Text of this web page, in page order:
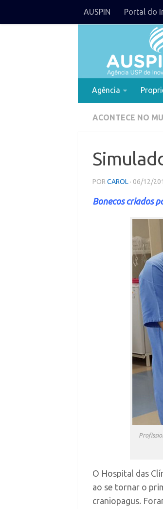
AUSPIN Portal do
Agência
ACONTECE NO
POR CAROL · 06/12/
Bonecos criados
O Hospital das
ao se tornar o
craniopagus.